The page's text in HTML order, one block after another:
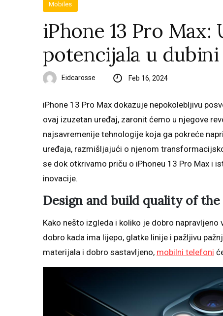
Mobiles
iPhone 13 Pro Max:
potencijala u dubini
Eidcarosse Feb 16, 2024
iPhone 13 Pro Max dokazuje nepokolebljivu
ovaj izuzetan uređaj, zaronit ćemo u njegove
najsavremenije tehnologije koja ga pokreće
uređaja, razmišljajući o njenom
se dok otkrivamo priču o iPhoneu 13 Pro Max i
inovacije.
Design and build quality of the
Kako nešto izgleda i koliko je dobro
dobro kada ima lijepo, glatke linije i pažljivu
materijala i dobro sastavljeno, mobilni telefoni